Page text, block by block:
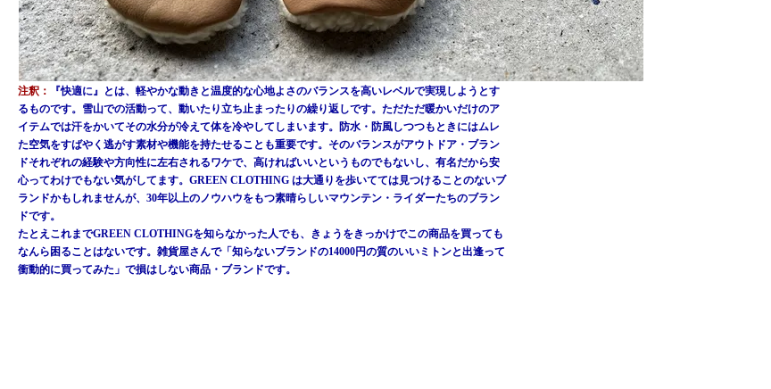
注釈：
『快適に』とは、軽やかな動きと温度的な心地よさのバランスを高いレベルで実現しようとす
るものです。雪山での活動って、動いたり立ち止まったりの繰り返しです。ただただ暖かいだけのア
イテムでは汗をかいてその水分が冷えて体を冷やしてしまいます。防水・防風しつつもときにはムレ
た空気をすばやく逃がす素材や機能を持たせることも重要です。そのバランスがアウトドア・ブラン
ドそれぞれの経験や方向性に左右されるワケで、高ければいいというものでもないし、有名だから安
心ってわけでもない気がしてます。GREEN CLOTHING は大通りを歩いてては見つけることのないブ
ランドかもしれませんが、30年以上のノウハウをもつ素晴らしいマウンテン・ライダーたちのブラン
ドです。
たとえこれまでGREEN CLOTHINGを知らなかった人でも、きょうをきっかけでこの商品を買っても
なんら困ることはないです。雑貨屋さんで「知らないブランドの14000円の質のいいミトンと出逢って
衝動的に買ってみた」で損はしない商品・ブランドです。